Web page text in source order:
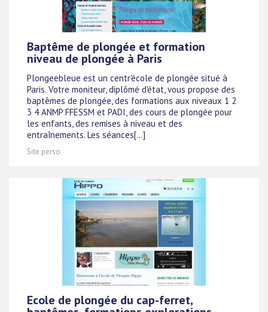
Baptême de plongée et formation
niveau de plongée à Paris
Plongeebleue est un centr'école de plongée situé à
Paris. Votre moniteur, diplômé d'état, vous propose des
baptêmes de plongée, des formations aux niveaux 1 2
3 4 ANMP FFESSM et PADI, des cours de plongée pour
les enfants, des remises à niveau et des
entraînements. Les séances[...]
Site perso
Ecole de plongée du cap-ferret,